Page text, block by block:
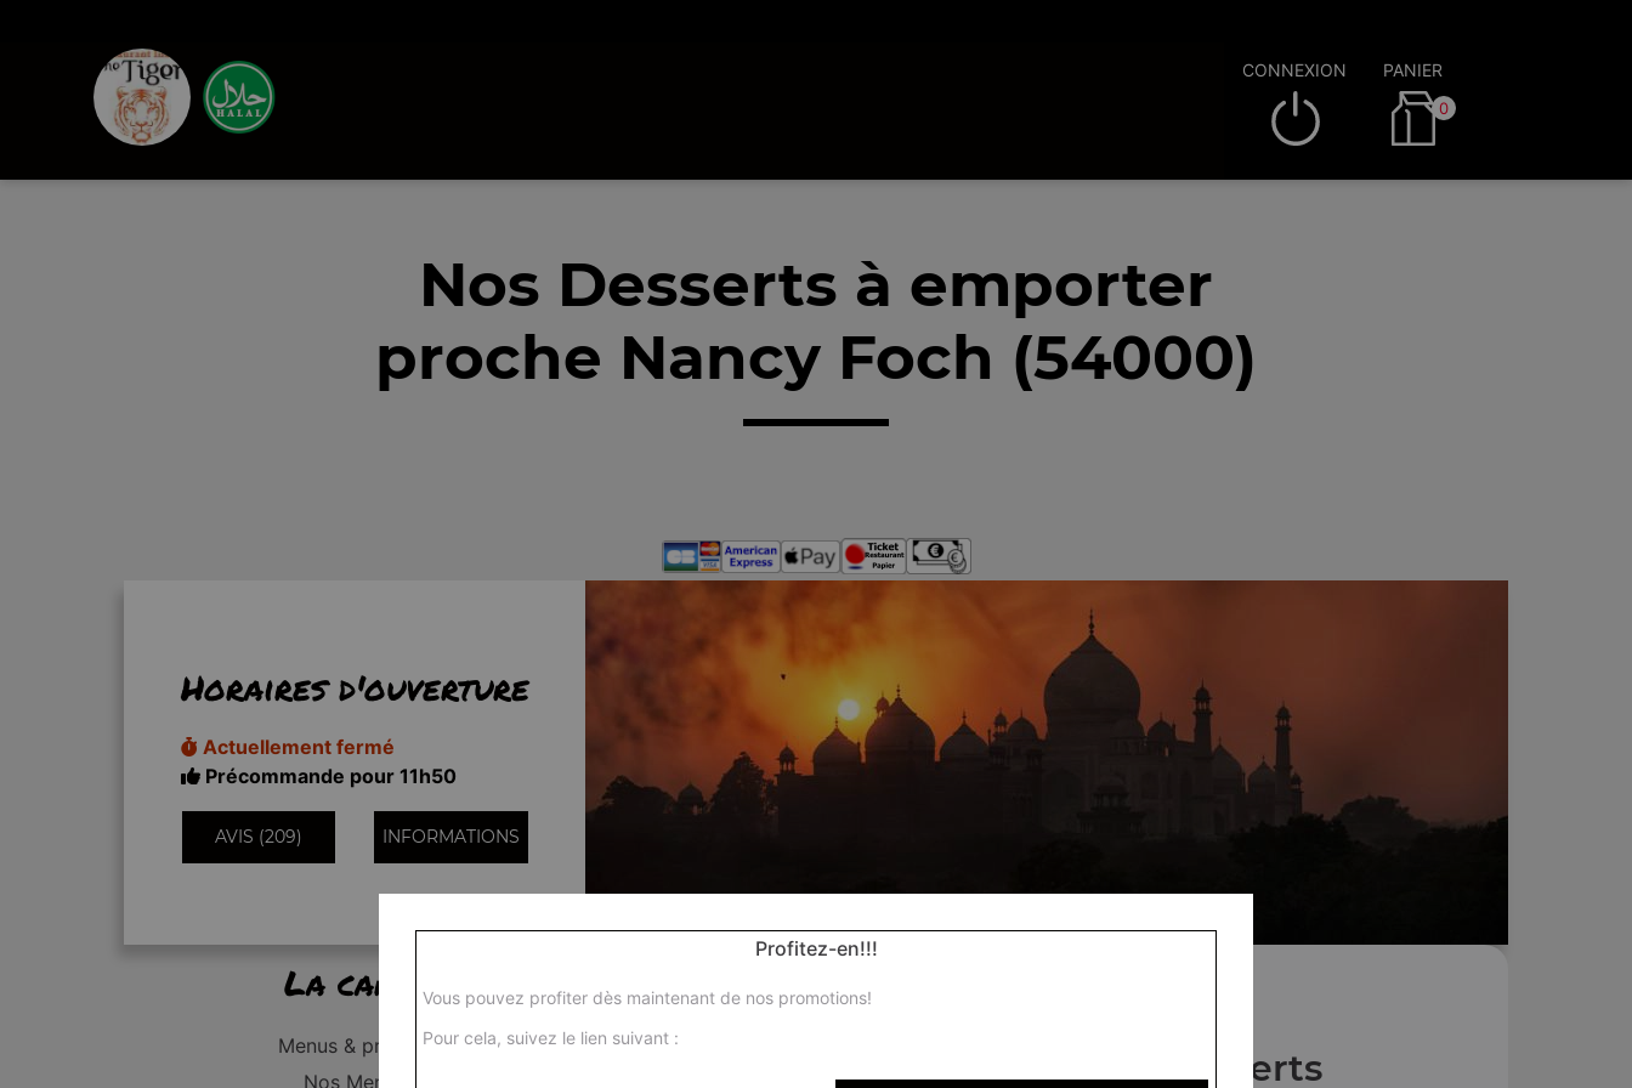
CONNEXION PANIER
0
Nos Desserts à emporter
proche Nancy Foch (54000)
Horaires d'ouverture
Actuellement fermé
Précommande pour 11h50
AVIS (209) INFORMATIONS
La carte
Menus & promos
Nos Menus
Nos Desserts
Profitez-en!!!
Vous pouvez profiter dès maintenant de nos promotions!
Pour cela, suivez le lien suivant :